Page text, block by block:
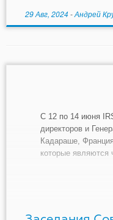
29 Авг, 2024-Андрей
С 12 по 14 июня
директоров и
Кадараше,
которые являются
промышленном